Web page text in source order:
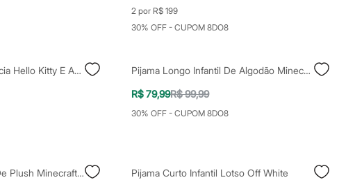
2 por R$ 199
30% OFF - CUPOM 8DO8
Pijama Infantil De Pelúcia Hello Kitty E Amigos Off White
Pijama Longo Infantil De Algodão Minecraft Cinza
R$ 79,99R$ 99,99
30% OFF - CUPOM 8DO8
Pijama Longo Infantil De Plush Minecraft Verde
Pijama Curto Infantil Lotso Off White